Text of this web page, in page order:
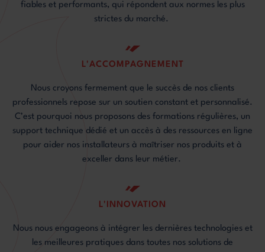
fiables et performants, qui répondent aux normes les plus
strictes du marché.
L'ACCOMPAGNEMENT
Nous croyons fermement que le succès de nos clients
professionnels repose sur un soutien constant et personnalisé.
C’est pourquoi nous proposons des formations régulières, un
support technique dédié et un accès à des ressources en ligne
pour aider nos installateurs à maîtriser nos produits et à
exceller dans leur métier.
L'INNOVATION
Nous nous engageons à intégrer les dernières technologies et
les meilleures pratiques dans toutes nos solutions de